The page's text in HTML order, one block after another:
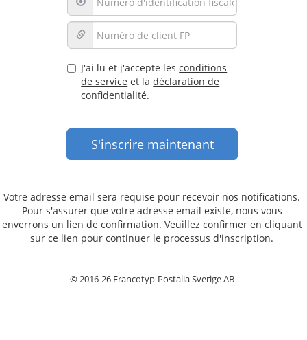
J'ai lu et j'accepte lesconditions
de service et ladéclaration de
confidentialité.
Votre adresse email sera requise pour recevoir nos notifications.
Pour s'assurer que votre adresse email existe, nous vous
enverrons un lien de confirmation. Veuillez confirmer en cliquant
sur ce lien pour continuer le processus d'inscription.
© 2016-26 Francotyp-Postalia Sverige AB